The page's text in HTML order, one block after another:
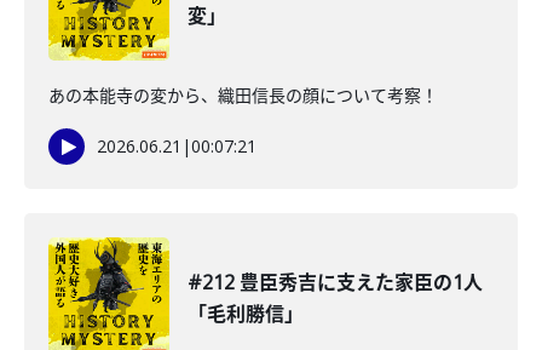
変」
あの本能寺の変から、織田信長の顔について考察！
2026.06.21 |00:07:21
#212 豊臣秀吉に支えた家臣の1人
「毛利勝信」